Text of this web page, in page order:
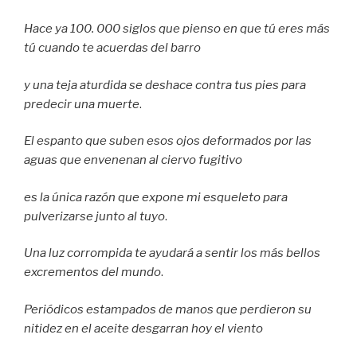
Hace ya 100. 000 siglos que pienso en que tú eres más
tú cuando te acuerdas del barro
y una teja aturdida se deshace contra tus pies para
predecir una muerte.
El espanto que suben esos ojos deformados por las
aguas que envenenan al ciervo fugitivo
es la única razón que expone mi esqueleto para
pulverizarse junto al tuyo.
Una luz corrompida te ayudará a sentir los más bellos
excrementos del mundo.
Periódicos estampados de manos que perdieron su
nitidez en el aceite desgarran hoy el viento